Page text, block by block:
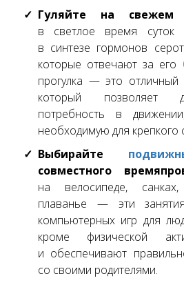
Гуляйте на свежем
в светлое время суток
в синтезе гормонов
которые отвечают за его
прогулка — это
который позволяет
потребность в
необходимую для крепкого
Выбирайте
совместного
на велосипеде,
плаванье — эти
компьютерных игр для
кроме физической
и обеспечивают
со своими родителями.